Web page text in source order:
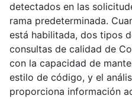
detectados en las
rama predeterminada.
está habilitada, dos tipos
consultas de calidad de
con la capacidad de
estilo de código, y el
proporciona información